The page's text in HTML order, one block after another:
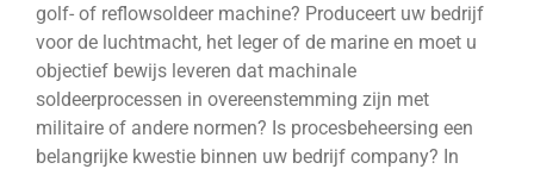
golf- of reflowsoldeer machine? Produceert uw bedrijf
voor de luchtmacht, het leger of de marine en moet u
objectief bewijs leveren dat machinale
soldeerprocessen in overeenstemming zijn met
militaire of andere normen? Is procesbeheersing een
belangrijke kwestie binnen uw bedrijf company? In